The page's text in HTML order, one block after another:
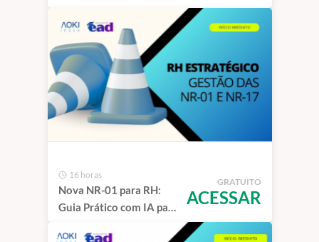
16 horas
Nova NR-01 para RH:
Guia Prático com IA para
GRATUITO
ACESSAR